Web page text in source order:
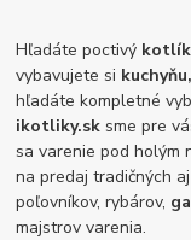
Hľadáte poctivý
vybavujete si kuchyňu,
hľadáte kompletné
ikotliky.sk sme pre
sa varenie pod holým
na predaj tradičných
poľovníkov, rybárov,
majstrov varenia.